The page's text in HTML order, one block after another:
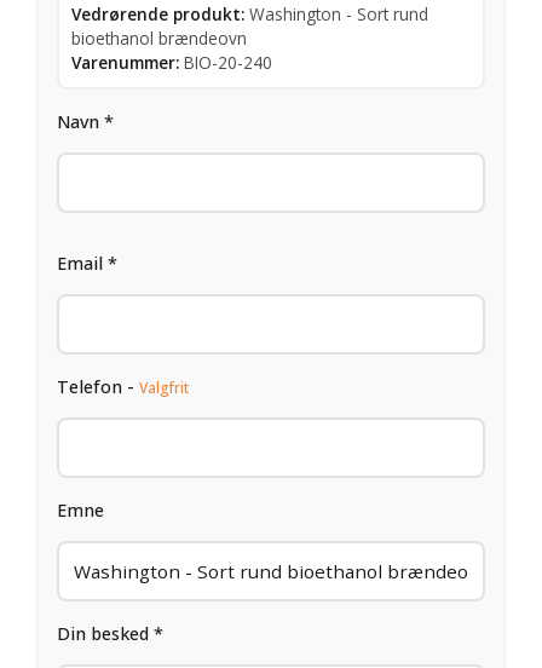
Vedrørende produkt: Washington - Sort rund
bioethanol brændeovn
Varenummer: BIO-20-240
Navn *
Email *
Telefon - Valgfrit
Emne
Din besked *